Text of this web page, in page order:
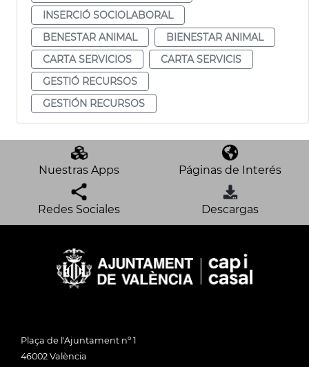
INSERCIÓ SOCIOLABORAL
BENESTAR ANIMAL
BIENESTAR ANIMAL
CARTA SERVICIOS
CARTA SERVICIS
GESTIÓ RECURSOS
GESTIÓN RECURSOS
Nuestras Apps Páginas de Interés
Redes Sociales Descargas
Plaça de l'Ajuntament nº 1
46002 València